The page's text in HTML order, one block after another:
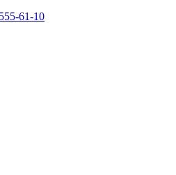
61-10